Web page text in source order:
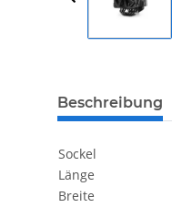
Beschreibung
Sockel
Länge
Breite